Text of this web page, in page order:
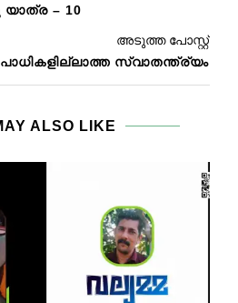
– 10
അടുത്ത പോസ്റ്റ്
സ്വാതന്ത്ര്യം
ALSO LIKE